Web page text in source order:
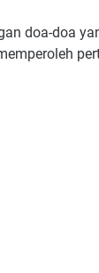
doa-doa